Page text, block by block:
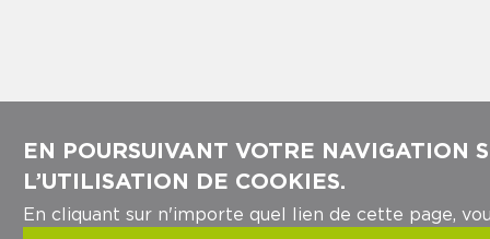
EN POURSUIVANT VOTRE NAVIGATION
L’UTILISATION DE COOKIES.
En cliquant sur n'importe quel lien de cette page,